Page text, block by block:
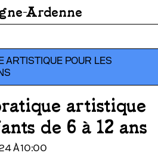
Ardenne
ARTISTIQUE POUR LES
artistique
de 6 à 12 ans
À 10:00